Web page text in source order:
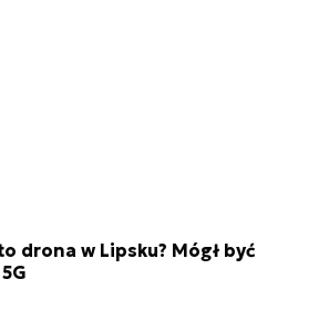
drona w Lipsku? Mógł być